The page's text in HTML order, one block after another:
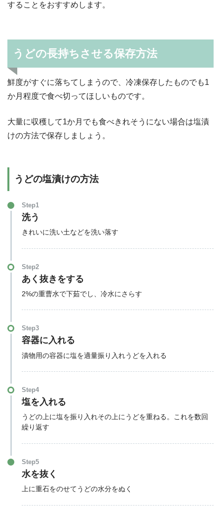
することをおすすめします。
うどの長持ちさせる保存方法
鮮度がすぐに落ちてしまうので、冷凍保存したものでも1
か月程度で食べ切ってほしいものです。
大量に収穫して1か月でも食べきれそうにない場合は塩漬
けの方法で保存しましょう。
うどの塩漬けの方法
Step1
洗う
きれいに洗い土などを洗い落す
Step2
あく抜きをする
2%の重曹水で下茹でし、冷水にさらす
Step3
容器に入れる
漬物用の容器に塩を適量振り入れうどを入れる
Step4
塩を入れる
うどの上に塩を振り入れその上にうどを重ねる。これを数回
繰り返す
Step5
水を抜く
上に重石をのせてうどの水分をぬく